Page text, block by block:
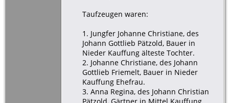
Taufzeugen waren:
1. Jungfer Johanne Christiane, des
Johann Gottlieb Pätzold, Bauer in
Nieder Kauffung älteste Tochter.
2. Johanne Christiane, des Johann
Gottlieb Friemelt, Bauer in Nieder
Kauffung Ehefrau.
3. Anna Regina, des Johann Christian